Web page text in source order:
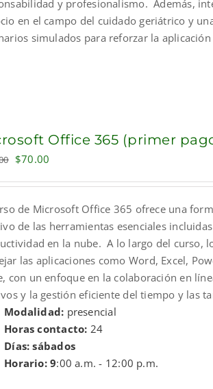
y profesionalismo. Además,
en el campo del cuidado geriátrico y
simulados para reforzar la
Office 365 (primer
Original
$100.00.
$70.00
$70.00.
de Microsoft Office 365 ofrece una
de las herramientas esenciales
en la nube. A lo largo del curso,
las aplicaciones como Word, Excel,
con un enfoque en la colaboración en
y la gestión eficiente del tiempo y las
Modalidad: presencial
Horas contacto: 24
Días: sábados
Horario: 9:00 a.m. - 12:00 p.m.